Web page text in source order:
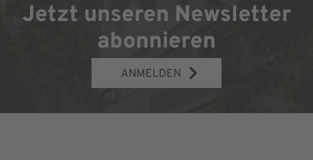
Jetzt unseren Newsletter
abonnieren
ANMELDEN